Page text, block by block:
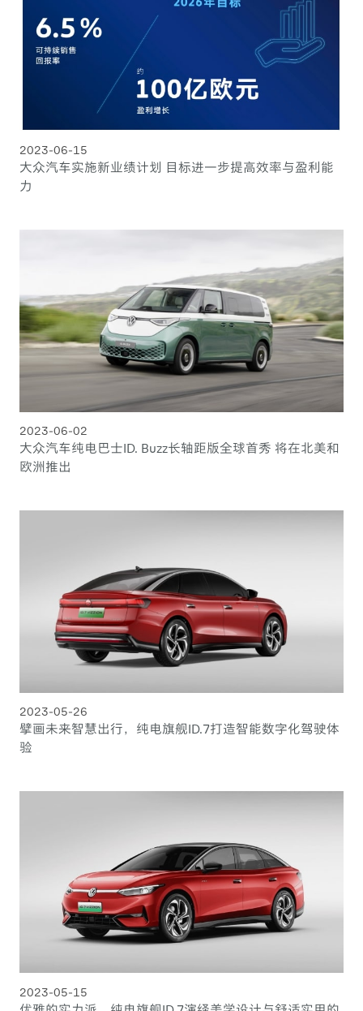
2023-06-15
大众汽车实施新业绩计划 目标进一步提高效率与盈利能
力
2023-06-02
大众汽车纯电巴士ID. Buzz长轴距版全球首秀 将在北美和
欧洲推出
2023-05-26
擘画未来智慧出行，纯电旗舰ID.7打造智能数字化驾驶体
验
2023-05-15